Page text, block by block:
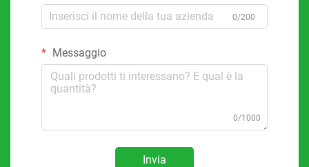
0/200
Messaggio
0/1000
Invia